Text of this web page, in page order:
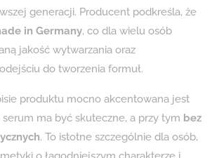
generacji. Producent podkreśla, że
in Germany, co dla wielu osób
jakość wytwarzania oraz
do tworzenia formuł.
produktu mocno akcentowana jest
ma być skuteczne, a przy tym bez
. To istotne szczególnie dla osób,